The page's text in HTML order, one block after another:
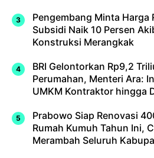
Pengembang Minta Harga
Subsidi Naik 10 Persen
Konstruksi Merangkak
BRI Gelontorkan Rp9,2
Perumahan, Menteri Ara:
UMKM Kontraktor hingga
Prabowo Siap Renovasi
Rumah Kumuh Tahun Ini,
Merambah Seluruh